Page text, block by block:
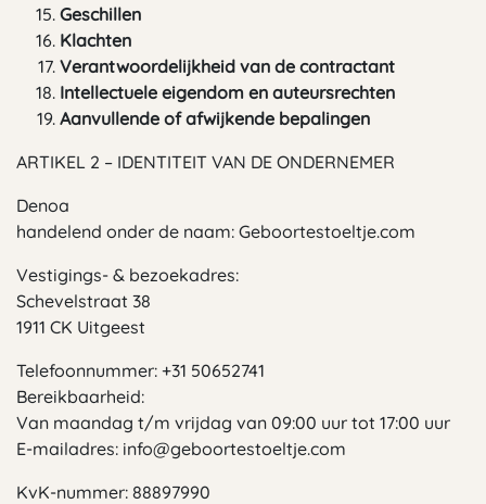
Geschillen
Klachten
Verantwoordelijkheid van de contractant
Intellectuele eigendom en auteursrechten
Aanvullende of afwijkende bepalingen
ARTIKEL 2 – IDENTITEIT VAN DE ONDERNEMER
Denoa
handelend onder de naam: Geboortestoeltje.com
Vestigings- & bezoekadres:
Schevelstraat 38
1911 CK Uitgeest
Telefoonnummer: +31 50652741
Bereikbaarheid:
Van maandag t/m vrijdag van 09:00 uur tot 17:00 uur
E-mailadres: info@geboortestoeltje.com
KvK-nummer: 88897990